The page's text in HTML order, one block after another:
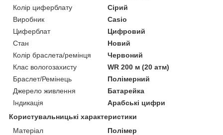
Колір циферблату
Сірий
Виробник
Casio
Циферблат
Цифровий
Стан
Новий
Колір браслета/ремінця
Червоний
Клас вологозахисту
WR 200 м (20 атм)
Браслет/Ремінець
Полімерний
Джерело живлення
Батарейка
Індикація
Арабські цифри
Користувальницькі характеристики
Матеріал
Полімер